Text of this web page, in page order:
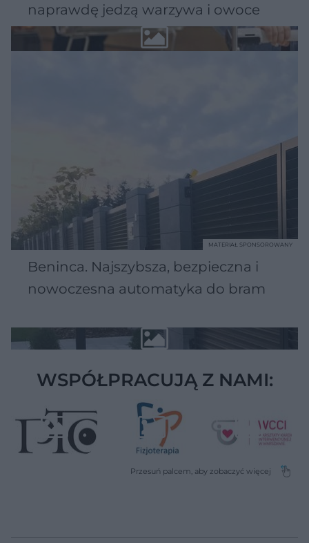
naprawdę jedzą warzywa i owoce
Beninca. Najszybsza, bezpieczna i
nowoczesna automatyka do bram
MATERIAŁ SPONSOROWANY
WSPÓŁPRACUJĄ Z NAMI: